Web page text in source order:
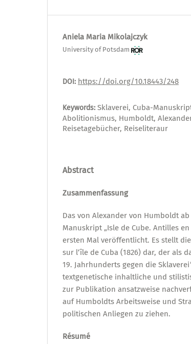
Aniela Maria Mikolajczyk
University of Potsdam
DOI: https://doi.org/10.18443/248
Keywords: Sklaverei, Cuba-
Abolitionismus, Humboldt,
Reisetagebücher, Reiseliteraur
Abstract
Zusammenfassung
Das von Alexander von Humboldt
Manuskript „Isle de Cube. Antilles
ersten Mal veröffentlicht. Es stellt
sur l‘île de Cuba (1826) dar, der als
19. Jahrhunderts gegen die
textgenetische inhaltliche und
zur Publikation ansatzweise
auf Humboldts Arbeitsweise und
politischen Anliegen zu ziehen.
Résumé